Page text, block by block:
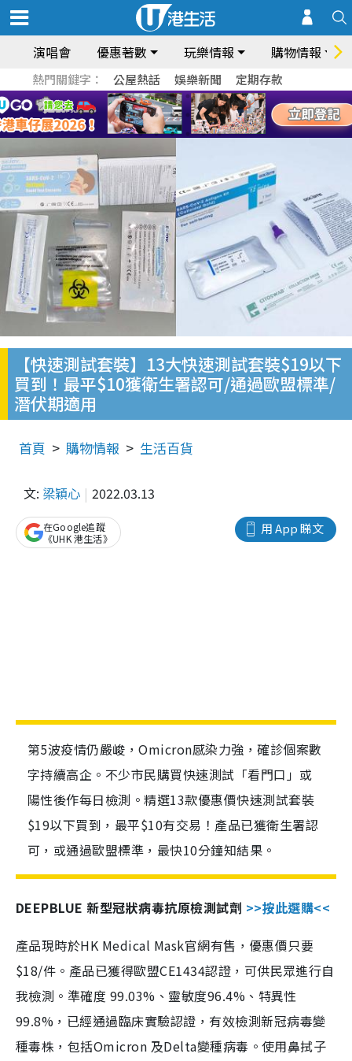
演唱會 優惠著數 玩樂情報 購物情報
熱門關鍵字： 公屋熱話 娛樂新聞 定期存款
【快速測試套裝】13大快速測試套裝$19以下
買到！最平$10獲衛生署認可/通過歐盟標準/
潛伏期適用
首頁 購物情報 生活百貨
文: 梁穎心 2022.03.13
用 App 睇文
在Google追蹤
《UHK 港生活》
第5波疫情仍嚴峻，Omicron感染力強，確診個案數
字持續高企。不少市民購買快速測試「看門口」或
陽性後作每日檢測。精選13款優惠價快速測試套裝
$19以下買到，最平$10有交易！產品已獲衛生署認
可，或通過歐盟標準，最快10分鐘知結果。
DEEPBLUE 新型冠狀病毒抗原檢測試劑 >>按此選購<<
產品現時於HK Medical Mask官網有售，優惠價只要
$18/件。產品已獲得歐盟CE1434認證，可供民眾進行自
我檢測。準確度 99.03%、靈敏度96.4%、特異性
99.8%，已經通過臨床實驗認證，有效檢測新冠病毒變
種毒株，包括Omicron 及Delta變種病毒。使用鼻拭子